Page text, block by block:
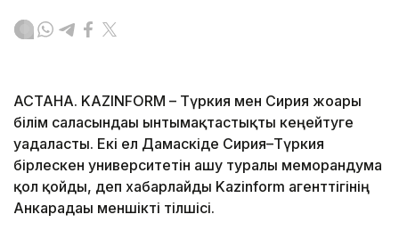
АСТАНА. KAZINFORM – Түркия мен Сирия жоғары
білім саласындағы ынтымақтастықты кеңейтуге
уағдаласты. Екі ел Дамаскіде Сирия–Түркия
бірлескен университетін ашу туралы меморандумға
қол қойды, деп хабарлайды Kazinform агенттігінің
Анкарадағы меншікті тілшісі.